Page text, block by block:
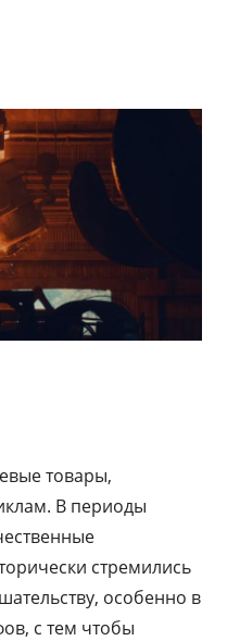
товары,
В периоды
стремились
особенно в
с тем чтобы